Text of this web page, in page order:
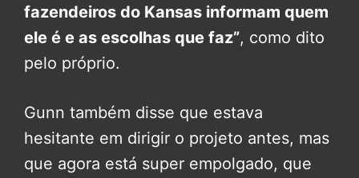
fazendeiros do Kansas informam quem
ele é e as escolhas que faz”, como dito
pelo próprio.
Gunn também disse que estava
hesitante em dirigir o projeto antes, mas
que agora está super empolgado, que